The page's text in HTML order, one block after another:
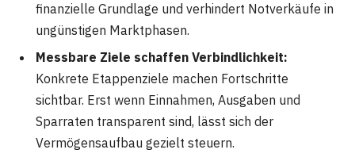
finanzielle Grundlage und verhindert Notverkäufe in
ungünstigen Marktphasen.
Messbare Ziele schaffen Verbindlichkeit:
Konkrete Etappenziele machen Fortschritte
sichtbar. Erst wenn Einnahmen, Ausgaben und
Sparraten transparent sind, lässt sich der
Vermögensaufbau gezielt steuern.